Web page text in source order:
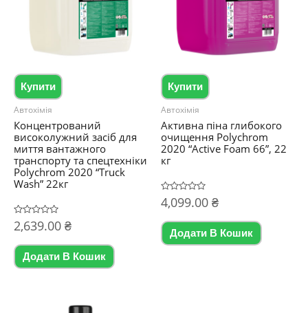
Купити
Автохімія
Концентрований
високолужний засіб для
миття вантажного
транспорту та спецтехніки
Polychrom 2020 “Truck
Wash” 22кг
Оцінено
в
з
2,639.00 ₴
Додати В Кошик
Купити
Автохімія
Активна піна глибокого
очищення Polychrom
2020 “Active Foam 66”, 22
кг
Оцінено
в
з
4,099.00 ₴
Додати В Кошик